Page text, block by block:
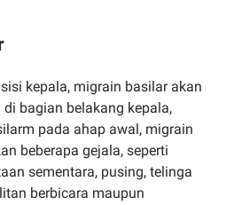
kepala, migrain basilar akan
bagian belakang kepala,
pada ahap awal, migrain
beberapa gejala, seperti
sementara, pusing, telinga
berbicara maupun